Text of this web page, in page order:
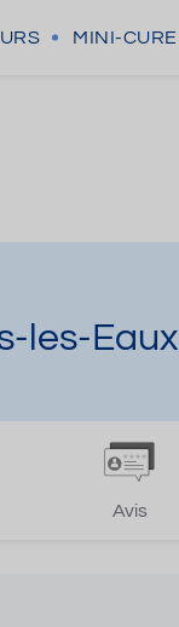
MINI-CURE
les-Eaux
Avis